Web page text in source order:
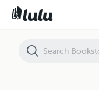
給病嬌叔叔陪葬後